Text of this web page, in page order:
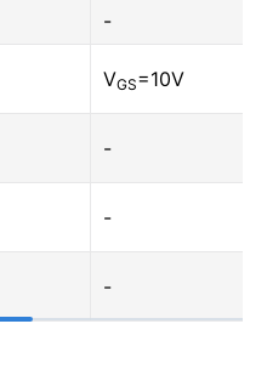
-
VGS=10V
-
-
-